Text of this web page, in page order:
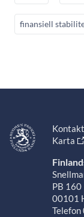
finansiell
Karta
PB 160
00101
Telefon